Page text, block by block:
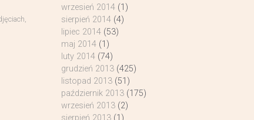
,
wrzesień 2014(1)
sierpień 2014(4)
lipiec 2014(53)
maj 2014(1)
luty 2014(74)
grudzień 2013(425)
listopad 2013(51)
październik 2013(175)
wrzesień 2013(2)
sierpień 2013(1)